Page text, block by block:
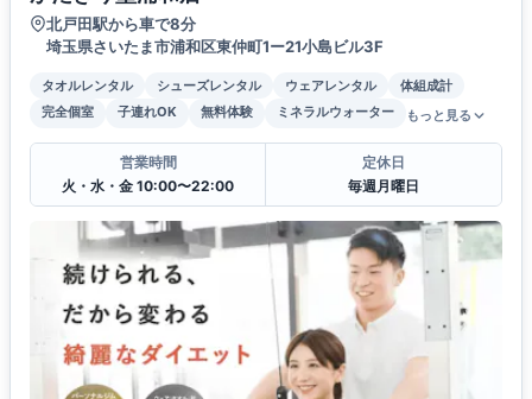
北戸田駅から車で8分
埼玉県さいたま市浦和区東仲町1ー21小島ビル3F
タオルレンタル シューズレンタル ウェアレンタル
体組成計
完全個室
子連れOK 無料体験 ミネラルウォーター もっと見る
営業時間
火・水・金 10:00〜22:00
定休日
毎週月曜日